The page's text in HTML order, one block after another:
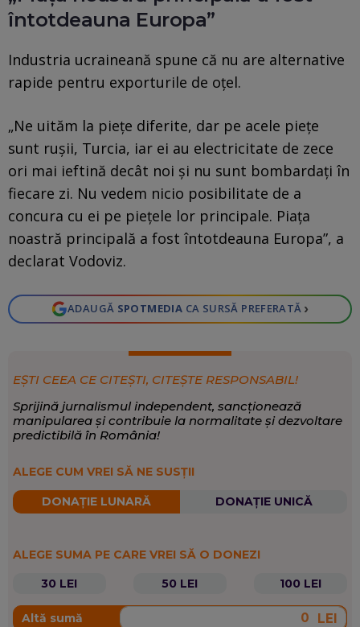
întotdeauna Europa”
Industria ucraineană spune că nu are alternative
rapide pentru exporturile de oțel.
„Ne uităm la piețe diferite, dar pe acele piețe
sunt rușii, Turcia, iar ei au electricitate de zece
ori mai ieftină decât noi și nu sunt bombardați în
fiecare zi. Nu vedem nicio posibilitate de a
concura cu ei pe piețele lor principale. Piața
noastră principală a fost întotdeauna Europa”, a
declarat Vodoviz.
ADAUGĂ SPOTMEDIA CA SURSĂ PREFERATĂ ›
EȘTI CEEA CE CITEȘTI, CITEȘTE RESPONSABIL!
Sprijină jurnalismul independent, sancționează
manipularea și contribuie la normalitate și dezvoltare
predictibilă în România!
ALEGE CUM VREI SĂ NE SUSȚII
DONAȚIE LUNARĂ DONAȚIE UNICĂ
ALEGE SUMA PE CARE VREI SĂ O DONEZI
30 LEI
50 LEI 100 LEI
Altă sumă LEI